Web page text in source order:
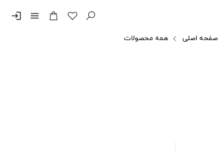
menu
login
صفحه اصلی همه محصولات